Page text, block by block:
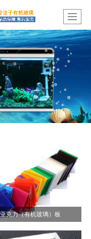
亚克力（有机玻璃）板